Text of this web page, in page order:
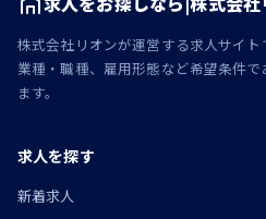
株式会社リオンが運営する求人サイ
業種・職種、雇用形態など希望条件
ます。
求人を探す
新着求人